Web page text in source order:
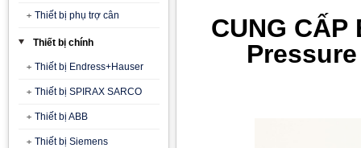
Thiết bị phụ trợ cân
Thiết bị chính
Thiết bị Endress+Hauser
Thiết bị SPIRAX SARCO
Thiết bị ABB
Thiết bị Siemens
CUNG CẤP